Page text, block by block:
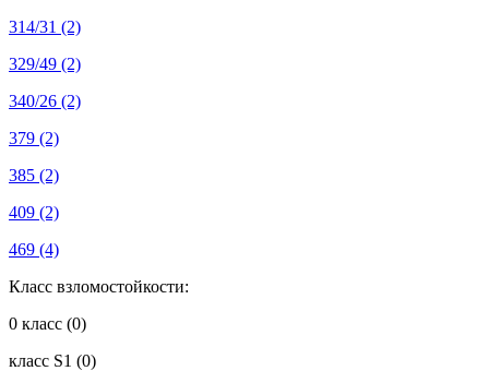
314/31 (2)
329/49 (2)
340/26 (2)
379 (2)
385 (2)
409 (2)
469 (4)
Класс взломостойкости:
0 класс (0)
класс S1 (0)